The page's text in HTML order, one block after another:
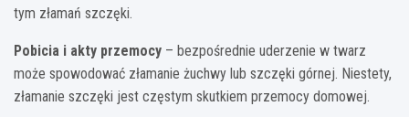
tym złamań szczęki.
Pobicia i akty przemocy – bezpośrednie uderzenie w twarz
może spowodować złamanie żuchwy lub szczęki górnej. Niestety,
złamanie szczęki jest częstym skutkiem przemocy domowej.